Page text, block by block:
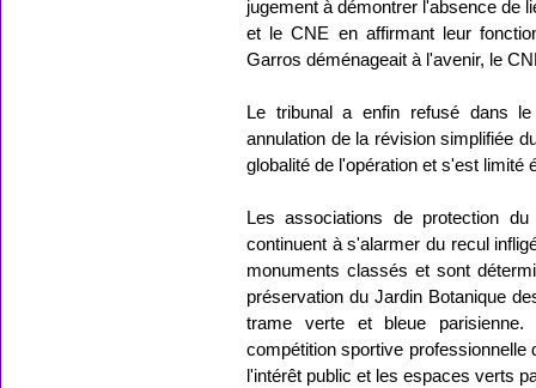
jugement à démontrer l'absence de
et le CNE en affirmant leur
Garros déménageait à l'avenir, le
Le tribunal a enfin refusé dans
annulation de la révision simplifiée
globalité de l'opération et s'est
Les associations de protection
continuent à s'alarmer du recul
monuments classés et sont
préservation du Jardin Botanique
trame verte et bleue
compétition sportive
l'intérêt public et les espaces verts